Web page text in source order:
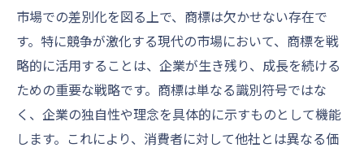
ブランド価値維持における商標の役割
商標制度によるブランド資産の管理
商標を通じたブランド価値の持続的向上
ブランド価値を守るための商標戦略
商標がもたらすブランド保護の意義
市場での差別化を図る上で、商標は欠かせない存在で
す。特に競争が激化する現代の市場において、商標を戦
略的に活用することは、企業が生き残り、成長を続ける
ための重要な戦略です。商標は単なる識別符号ではな
く、企業の独自性や理念を具体的に示すものとして機能
します。これにより、消費者に対して他社とは異なる価